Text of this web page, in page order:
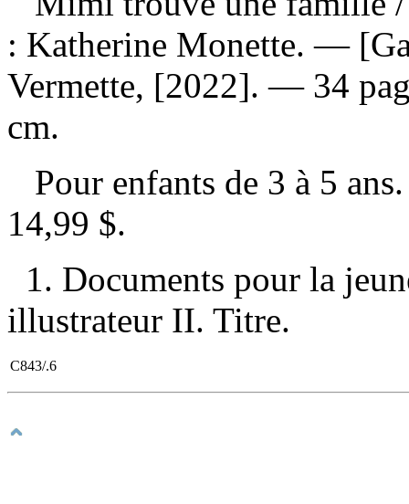
: Katherine Monette. —
Vermette, [2022]. — 34
cm.
Pour enfants de 3 à 5
14,99 $.
1. Documents pour la
illustrateur II. Titre.
C843/.6